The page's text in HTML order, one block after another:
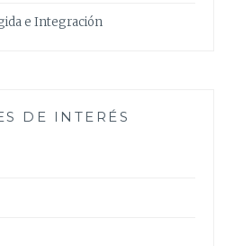
e Integración
DE INTERÉS